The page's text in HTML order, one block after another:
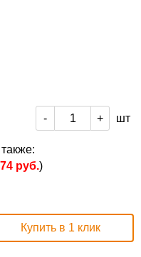
- + шт
руб.)
Купить в 1 клик